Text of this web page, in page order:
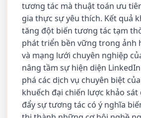
tương tác mà thuật toán ưu
gia thực sự yêu thích. Kết quả
tăng đột biến tương tác tạm
phát triển bền vững trong ảnh
và mạng lưới chuyên nghiệp
nâng tầm sự hiện diện
phá các dịch vụ chuyên biệt
khuếch đại chiến lược khảo sát
đẩy sự tương tác có ý nghĩa